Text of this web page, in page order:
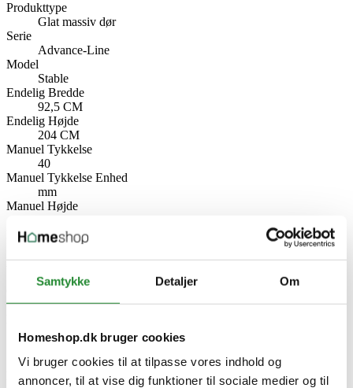
Samtykke Detaljer Om
Homeshop.dk bruger cookies
Vi bruger cookies til at tilpasse vores indhold og
annoncer, til at vise dig funktioner til sociale medier og til
Produkttype
Glat massiv dør
Serie
Advance-Line
Model
Stable
Endelig Bredde
92,5 CM
Endelig Højde
204 CM
Manuel Tykkelse
40
Manuel Tykkelse Enhed
mm
Manuel Højde
Manuel Højde Enhed
Antal pr. palle
20
NCS S0502-Y Glans 25-30
Forbedret overflade
Massiv konstruktion
Støjreducerende
Modulmål